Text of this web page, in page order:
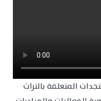
المتعلقة بالتراث